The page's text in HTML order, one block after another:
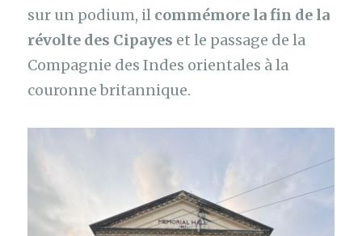
sur un podium, il commémore la fin de la
révolte des Cipayes et le passage de la
Compagnie des Indes orientales à la
couronne britannique.